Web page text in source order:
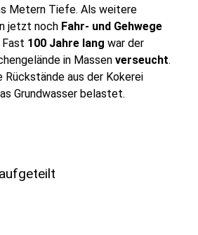
Metern Tiefe. Als weitere
jetzt noch Fahr- und Gehwege
100 Jahre lang war der
in Massen verseucht.
aus der Kokerei
Grundwasser belastet.